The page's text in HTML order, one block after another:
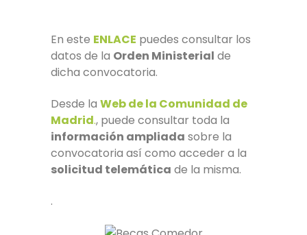
En este ENLACE puedes consultar los
datos de la Orden Ministerial de
dicha convocatoria.
Desde la Web de la Comunidad de
Madrid., puede consultar toda la
información ampliada sobre la
convocatoria así como acceder a la
solicitud telemática de la misma.
.